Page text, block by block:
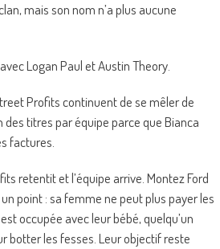
mais son nom n’a plus aucune
Logan Paul et Austin Theory.
Profits continuent de se mêler de
titres par équipe parce que Bianca
factures.
retentit et l’équipe arrive. Montez Ford
point : sa femme ne peut plus payer les
occupée avec leur bébé, quelqu’un
botter les fesses. Leur objectif reste